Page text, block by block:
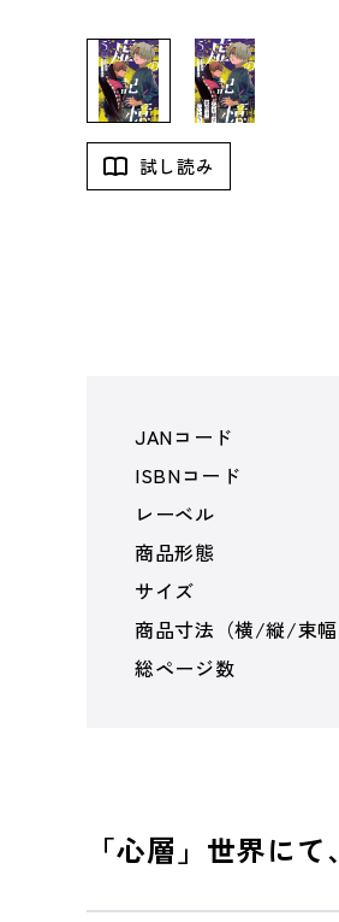
試し読み
JANコード
ISBNコード
レーベル
商品形態
サイズ
商品寸法（横/縦/束幅
総ページ数
「心層」世界に